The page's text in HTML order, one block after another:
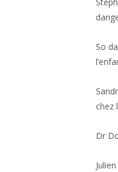
So
chez
Dr
Julien